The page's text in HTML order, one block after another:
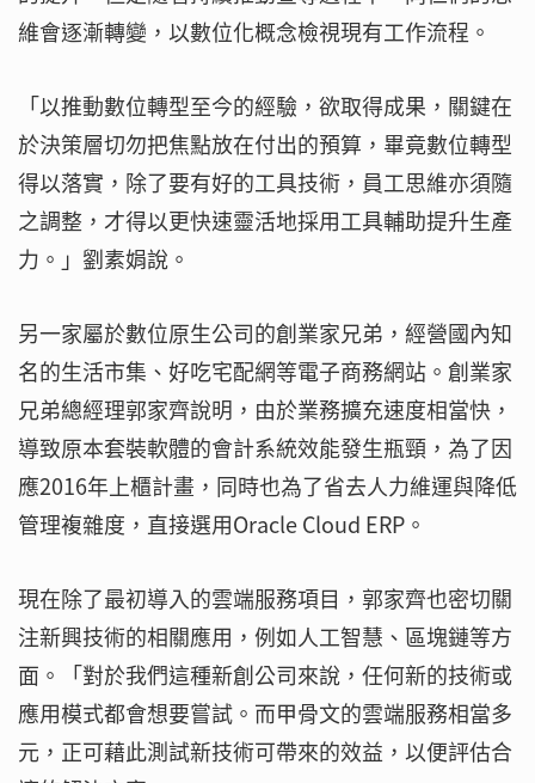
維會逐漸轉變，以數位化概念檢視現有工作流程。
「以推動數位轉型至今的經驗，欲取得成果，關鍵在
於決策層切勿把焦點放在付出的預算，畢竟數位轉型
得以落實，除了要有好的工具技術，員工思維亦須隨
之調整，才得以更快速靈活地採用工具輔助提升生產
力。」劉素娟說。
另一家屬於數位原生公司的創業家兄弟，經營國內知
名的生活市集、好吃宅配網等電子商務網站。創業家
兄弟總經理郭家齊說明，由於業務擴充速度相當快，
導致原本套裝軟體的會計系統效能發生瓶頸，為了因
應2016年上櫃計畫，同時也為了省去人力維運與降低
管理複雜度，直接選用Oracle Cloud ERP。
現在除了最初導入的雲端服務項目，郭家齊也密切關
注新興技術的相關應用，例如人工智慧、區塊鏈等方
面。「對於我們這種新創公司來說，任何新的技術或
應用模式都會想要嘗試。而甲骨文的雲端服務相當多
元，正可藉此測試新技術可帶來的效益，以便評估合